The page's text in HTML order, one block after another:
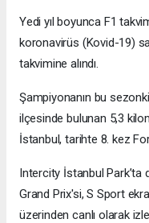
Yedi yıl boyunca F1
koronavirüs (Kovid-19)
takvimine alındı.
Şampiyonanın bu
ilçesinde bulunan 5,3
İstanbul, tarihte 8. kez
Intercity İstanbul Park’ta
Grand Prix'si, S Sport
üzerinden canlı olarak